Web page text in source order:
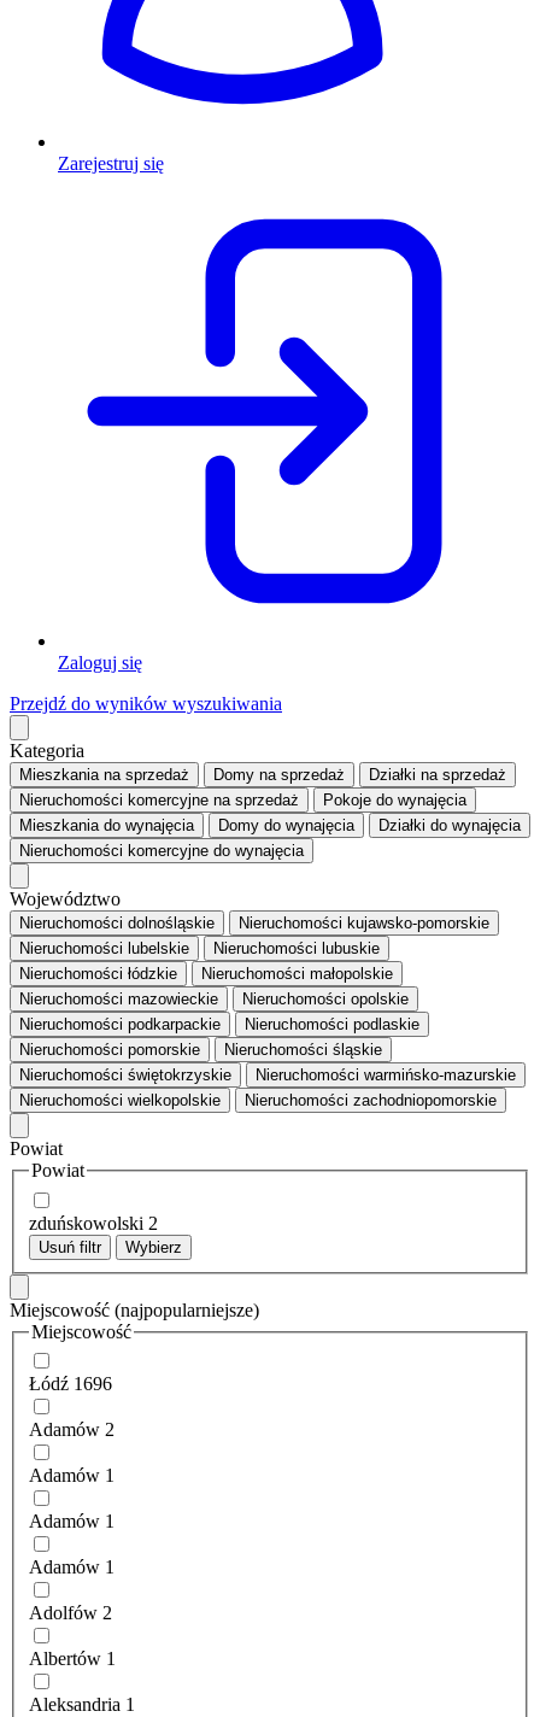
Zarejestruj się
Zaloguj się
Przejdź do wyników wyszukiwania
Kategoria
Mieszkaniana sprzedaż Domy na sprzedaż Działki na sprzedaż
Nieruchomości komercyjne na sprzedaż Pokoje do wynajęcia
Mieszkaniado wynajęcia Domy do wynajęcia Działki do wynajęcia
Nieruchomości komercyjne do wynajęcia
Województwo
Nieruchomości dolnośląskie
Nieruchomości kujawsko-pomorskie
Nieruchomości lubelskie
Nieruchomości lubuskie
Nieruchomości łódzkie
Nieruchomości małopolskie
Nieruchomości mazowieckie
Nieruchomości opolskie
Nieruchomości podkarpackie
Nieruchomości podlaskie
Nieruchomości pomorskie
Nieruchomości śląskie
Nieruchomości świętokrzyskie
Nieruchomości warmińsko-mazurskie
Nieruchomości wielkopolskie
Nieruchomości zachodniopomorskie
Powiat
Powiat
zduńskowolski 2
Usuń filtr Wybierz
Miejscowość (najpopularniejsze)
Miejscowość
Łódź 1696
Adamów 2
Adamów 1
Adamów 1
Adamów 1
Adolfów 2
Albertów 1
Aleksandria 1